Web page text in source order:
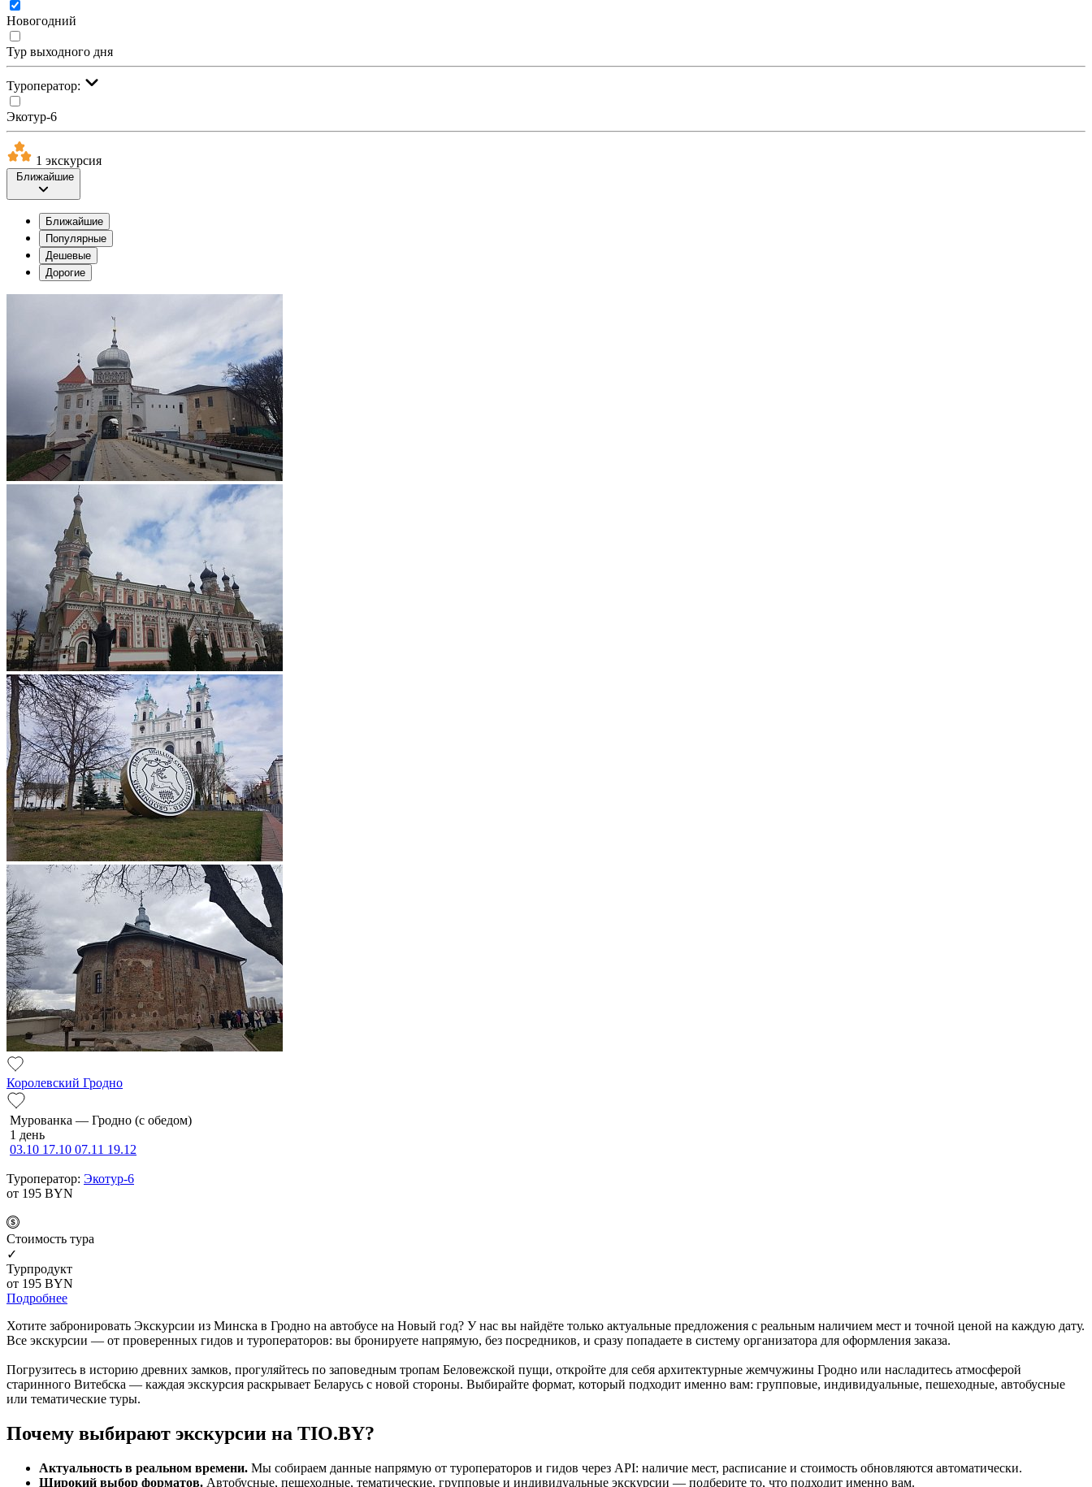
Новогодний
Тур выходного дня
Туроператор:
Экотур-6
1 экскурсия
Ближайшие
Ближайшие
Популярные
Дешевые
Дорогие
Королевский Гродно
Мурованка — Грод­но (с обе­дом)
1 день
03.10 17.10 07.11 19.12
Туроператор: Экотур-6
от 195 BYN
Cтоимость тура
✓
Турпродукт
от 195 BYN
Подробнее
Хотите забронировать Экскурсии из Минска в Гродно на автобусе на Новый год? У нас вы найдёте только актуальные предложения с реальным наличием мест и точной ценой на каждую дату.
Все экскурсии — от проверенных гидов и туроператоров: вы бронируете напрямую, без посредников, и сразу попадаете в систему организатора для оформления заказа.
Погрузитесь в историю древних замков, прогуляйтесь по заповедным тропам Беловежской пущи, откройте для себя архитектурные жемчужины Гродно или насладитесь атмосферой
старинного Витебска — каждая экскурсия раскрывает Беларусь с новой стороны. Выбирайте формат, который подходит именно вам: групповые, индивидуальные, пешеходные, автобусные
или тематические туры.
Почему выбирают экскурсии на TIO.BY?
Актуальность в реальном времени. Мы собираем данные напрямую от туроператоров и гидов через API: наличие мест, расписание и стоимость обновляются автоматически.
Широкий выбор форматов. Автобусные, пешеходные, тематические, групповые и индивидуальные экскурсии — подберите то, что подходит именно вам.